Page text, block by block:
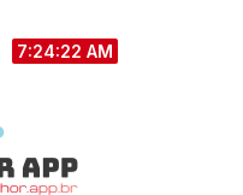
7:24:23 AM